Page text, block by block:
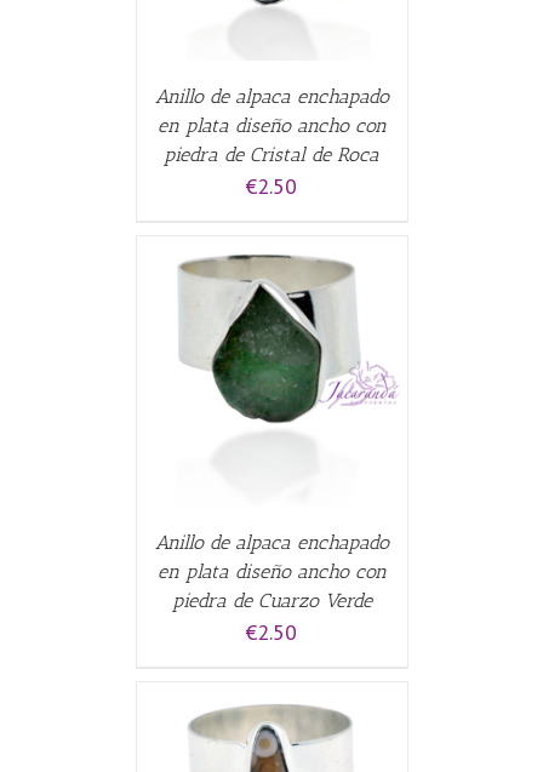
Anillo de alpaca enchapado
en plata diseño ancho con
piedra de Cristal de Roca
€2.50
Anillo de alpaca enchapado
en plata diseño ancho con
piedra de Cuarzo Verde
€2.50